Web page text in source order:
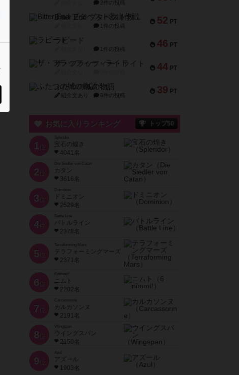
2件の投稿
52 PT
Bitter End ブタペスト救出作戦
1件の投稿
46 PT
ラピード
1件の投稿
44 PT
ザ・フラッフィー・ライト
39 PT
ふたつの城の物語
紹介文あり 6件の投稿
お気に入りランキング トップ50
1位
宝石の煌き
4041名
2位
Die Siedler von Catan
カタン
3616名
3位
ドミニオン
2529名
4位
Battle Line
バトルライン
2378名
5位
Terraforming Mars
テラフォーミングマーズ
2371名
6位
ニムト
2202名
7位
Carcassonne
カルカソンヌ
2191名
8位
Wingspan
ウイングスパン
2150名
9位
Azul
アズール
1903名